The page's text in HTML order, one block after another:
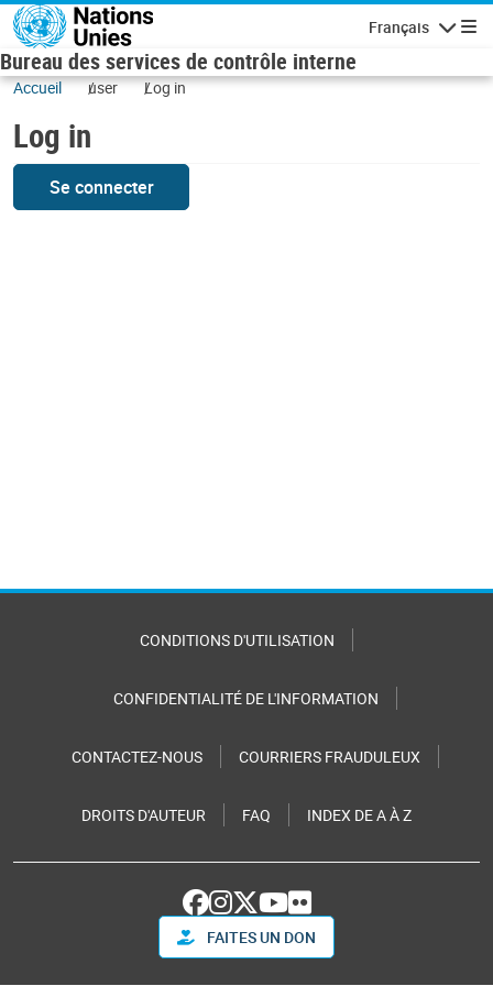
Skip to main content
Français
Bureau des services de contrôle interne
Accueil user Log in
Log in
Se connecter
CONDITIONS D'UTILISATION
CONFIDENTIALITÉ DE L'INFORMATION
CONTACTEZ-NOUS COURRIERS FRAUDULEUX
DROITS D'AUTEUR FAQ INDEX DE A À Z
FAITES UN DON